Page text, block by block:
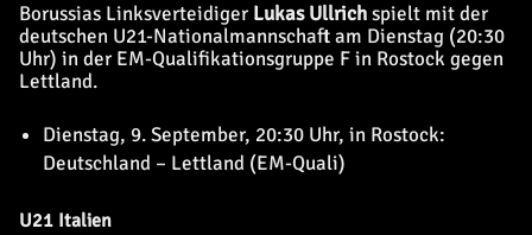
Borussias Linksverteidiger Lukas Ullrichspielt mit der
deutschen U21-Nationalmannschaft am Dienstag (20:30
Uhr) in der EM-Qualifikationsgruppe F in Rostock gegen
Lettland.
Dienstag, 9. September, 20:30 Uhr, in Rostock:
Deutschland – Lettland (EM-Quali)
U21 Italien